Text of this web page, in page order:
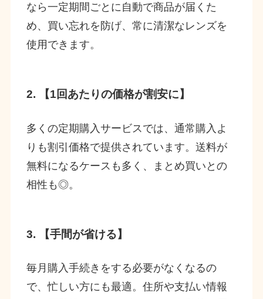
なら一定期間ごとに自動で商品が届くた
め、買い忘れを防げ、常に清潔なレンズを
使用できます。
2. 【1回あたりの価格が割安に】
多くの定期購入サービスでは、通常購入よ
りも割引価格で提供されています。送料が
無料になるケースも多く、まとめ買いとの
相性も◎。
3. 【手間が省ける】
毎月購入手続きをする必要がなくなるの
で、忙しい方にも最適。住所や支払い情報